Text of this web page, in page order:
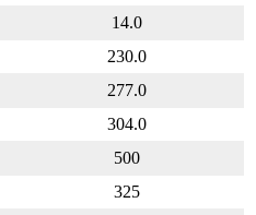
14.0
230.0
277.0
304.0
500
325